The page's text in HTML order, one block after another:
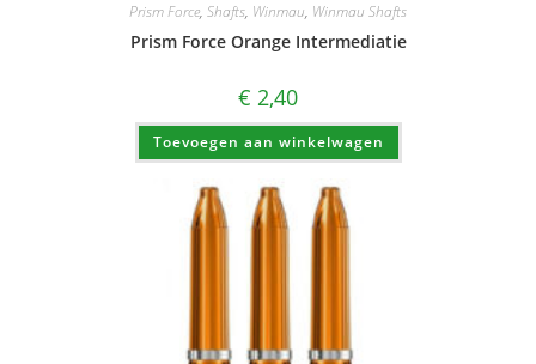
Prism Force, Shafts, Winmau, Winmau Shafts
Prism Force Orange Intermediatie
€ 2,40
Toevoegen aan winkelwagen